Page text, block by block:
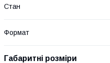
Стан
Формат
Габаритні розміри